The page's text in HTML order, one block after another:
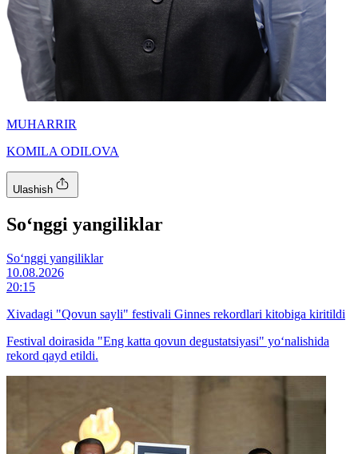
MUHARRIR
KOMILA ODILOVA
Ulashish
So‘nggi yangiliklar
So‘nggi yangiliklar
10.08.2026
20:15
Xivadagi "Qovun sayli" festivali Ginnes rekordlari kitobiga kiritildi
Festival doirasida "Eng katta qovun degustatsiyasi" yoʻnalishida
rekord qayd etildi.